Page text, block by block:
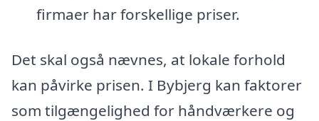
firmaer har forskellige priser.
Det skal også nævnes, at lokale forhold
kan påvirke prisen. I Bybjerg kan faktorer
som tilgængelighed for håndværkere og